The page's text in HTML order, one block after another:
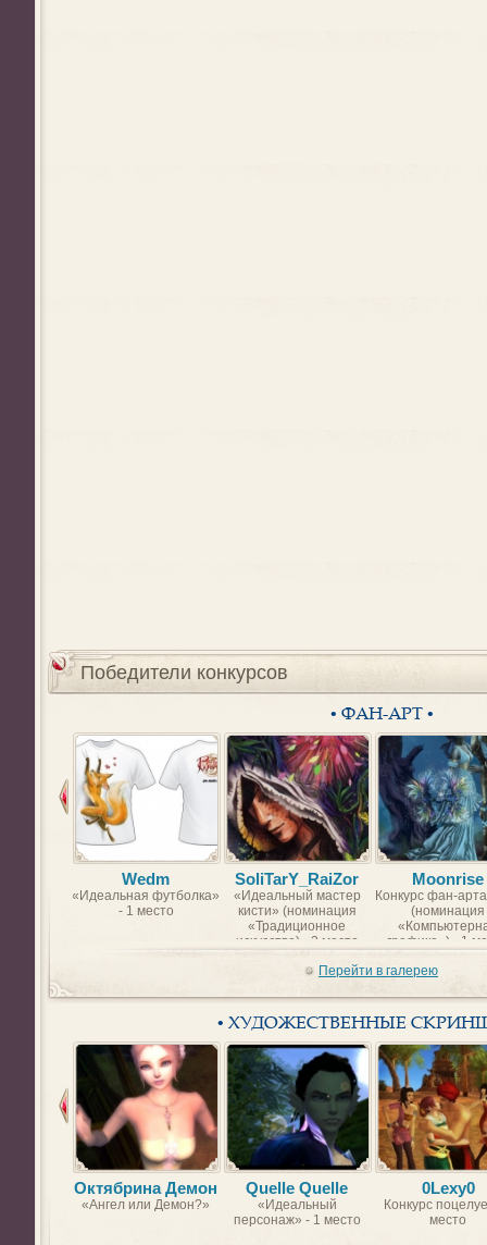
Победители конкурсов
• ФАН-АРТ •
Wedm
«Идеальная футболка»
- 1 место
SoliTarY_RaiZor
«Идеальный мастер
кисти» (номинация
«Традиционное
искусство) - 2 место
Moonrise
Конкурс фан-
(номинация
графика») - 1
Перейти в галерею
• ХУДОЖЕСТВЕННЫЕ
Октябрина Демон
«Ангел или Демон?»
Quelle Quelle
«Идеальный
персонаж» - 1 место
0Lexy0
Конкурс
место